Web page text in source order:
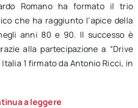
Romano ha formato il trio
che ha raggiunto l’apice della
anni 80 e 90. Il successo è
alla partecipazione a “Drive
Italia 1 firmato da Antonio Ricci, in
a leggere